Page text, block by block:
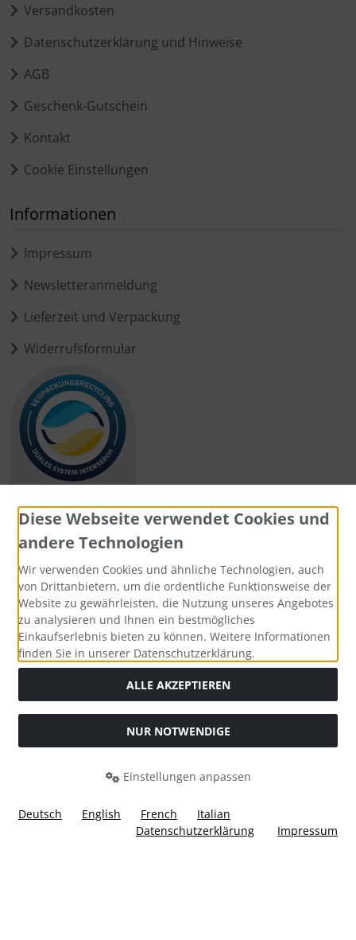
Versandkosten
Datenschutzerklärung und Hinweise
AGB
Geschenk-Gutschein
Kontakt
Cookie Einstellungen
Informationen
Impressum
Newsletteranmeldung
Lieferzeit und Verpackung
Widerrufsformular
Zahlungsmethoden
Social Media
Widerrufsformular
Diese Webseite verwendet Cookies und
andere Technologien
Wir verwenden Cookies und ähnliche Technologien, auch
von Drittanbietern, um die ordentliche Funktionsweise der
Website zu gewährleisten, die Nutzung unseres Angebotes
zu analysieren und Ihnen ein bestmögliches
Einkaufserlebnis bieten zu können. Weitere Informationen
finden Sie in unserer Datenschutzerklärung.
ALLE AKZEPTIEREN
NUR NOTWENDIGE
Einstellungen anpassen
Deutsch English French
Italian
Datenschutzerklärung
Impressum